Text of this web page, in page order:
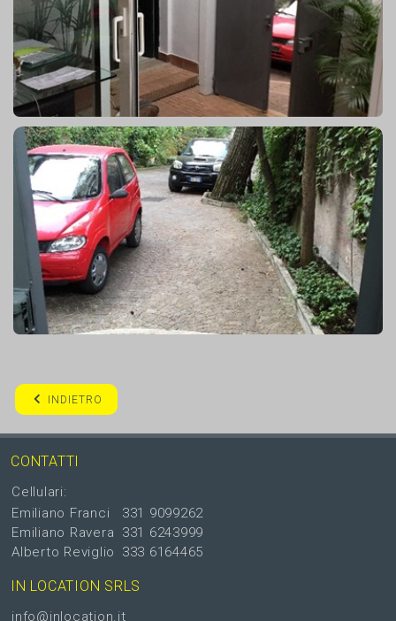
INDIETRO
CONTATTI
Cellulari:
Emiliano Franci
Emiliano Ravera
Alberto Reviglio
331 9099262
331 6243999
333 6164465
IN LOCATION SRLS
info@inlocation.it